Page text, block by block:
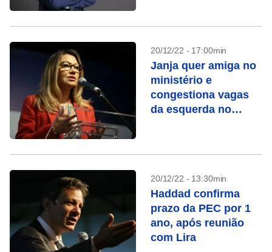
20/12/22 - 17:00min
Janja quer amiga no
ministério e
congestiona vagas
da esquerda no
20/12/22 - 13:30min
Haddad confirma
prazo da PEC por 1
ano, após reunião
com Lira